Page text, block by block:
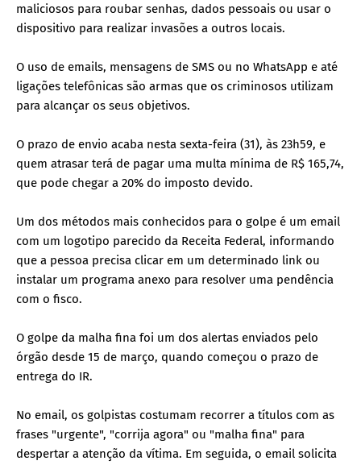
maliciosos para roubar senhas, dados pessoais ou usar o
dispositivo para realizar invasões a outros locais.
O uso de emails, mensagens de SMS ou no WhatsApp e até
ligações telefônicas são armas que os criminosos utilizam
para alcançar os seus objetivos.
O prazo de envio acaba nesta sexta-feira (31), às 23h59, e
quem atrasar terá de pagar uma multa mínima de R$ 165,74,
que pode chegar a 20% do imposto devido.
Um dos métodos mais conhecidos para o golpe é um email
com um logotipo parecido da Receita Federal, informando
que a pessoa precisa clicar em um determinado link ou
instalar um programa anexo para resolver uma pendência
com o fisco.
O golpe da malha fina foi um dos alertas enviados pelo
órgão desde 15 de março, quando começou o prazo de
entrega do IR.
No email, os golpistas costumam recorrer a títulos com as
frases "urgente", "corrija agora" ou "malha fina" para
despertar a atenção da vítima. Em seguida, o email solicita